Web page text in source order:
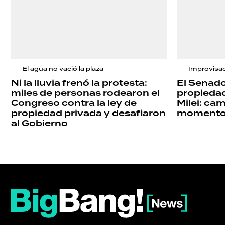
El agua no vació la plaza
Ni la lluvia frenó la protesta:
miles de personas rodearon el
Congreso contra la ley de
propiedad privada y desafiaron
al Gobierno
El
Milei: